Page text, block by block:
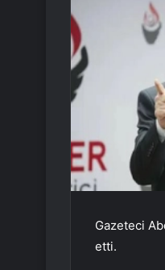
Gazeteci
etti.